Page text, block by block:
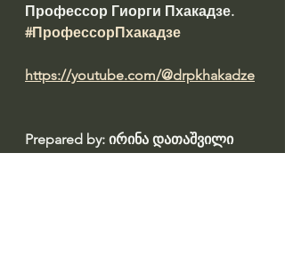
Профессор Гиорги Пхакадзе.
#ПрофессорПхакадзе
https://youtube.com/@drpkhakadze
Prepared by: ირინა დათაშვილი